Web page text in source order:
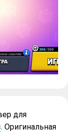
для
. Оригинальная